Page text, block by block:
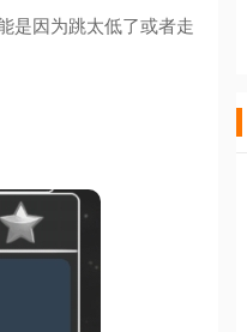
是因为跳太低了或者走